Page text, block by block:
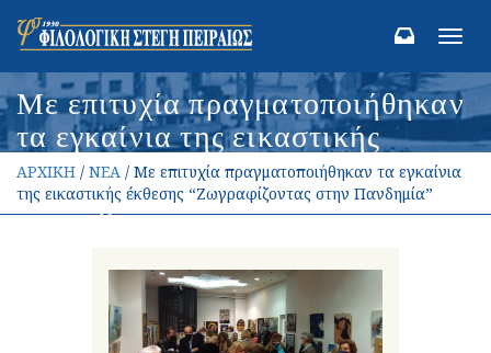
Με επιτυχία πραγματοποιήθηκαν
τα εγκαίνια της εικαστικής
έκθεσης “Ζωγραφίζοντας στην
Πανδημία”
ΑΡΧΙΚΗ / ΝΕΑ / Με επιτυχία πραγματοποιήθηκαν τα εγκαίνια
της εικαστικής έκθεσης “Ζωγραφίζοντας στην Πανδημία”